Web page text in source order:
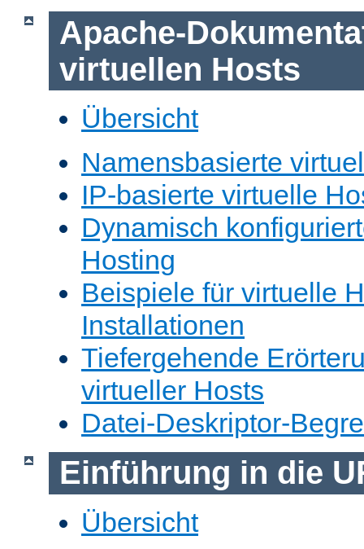
Apache-
virtuellen Hosts
Übersicht
Namensbasierte
IP-basierte virtuelle
Dynamisch
Hosting
Beispiele für virtuelle
Installationen
Tiefergehende
virtueller Hosts
Datei-Deskriptor-
Einführung in die
Übersicht